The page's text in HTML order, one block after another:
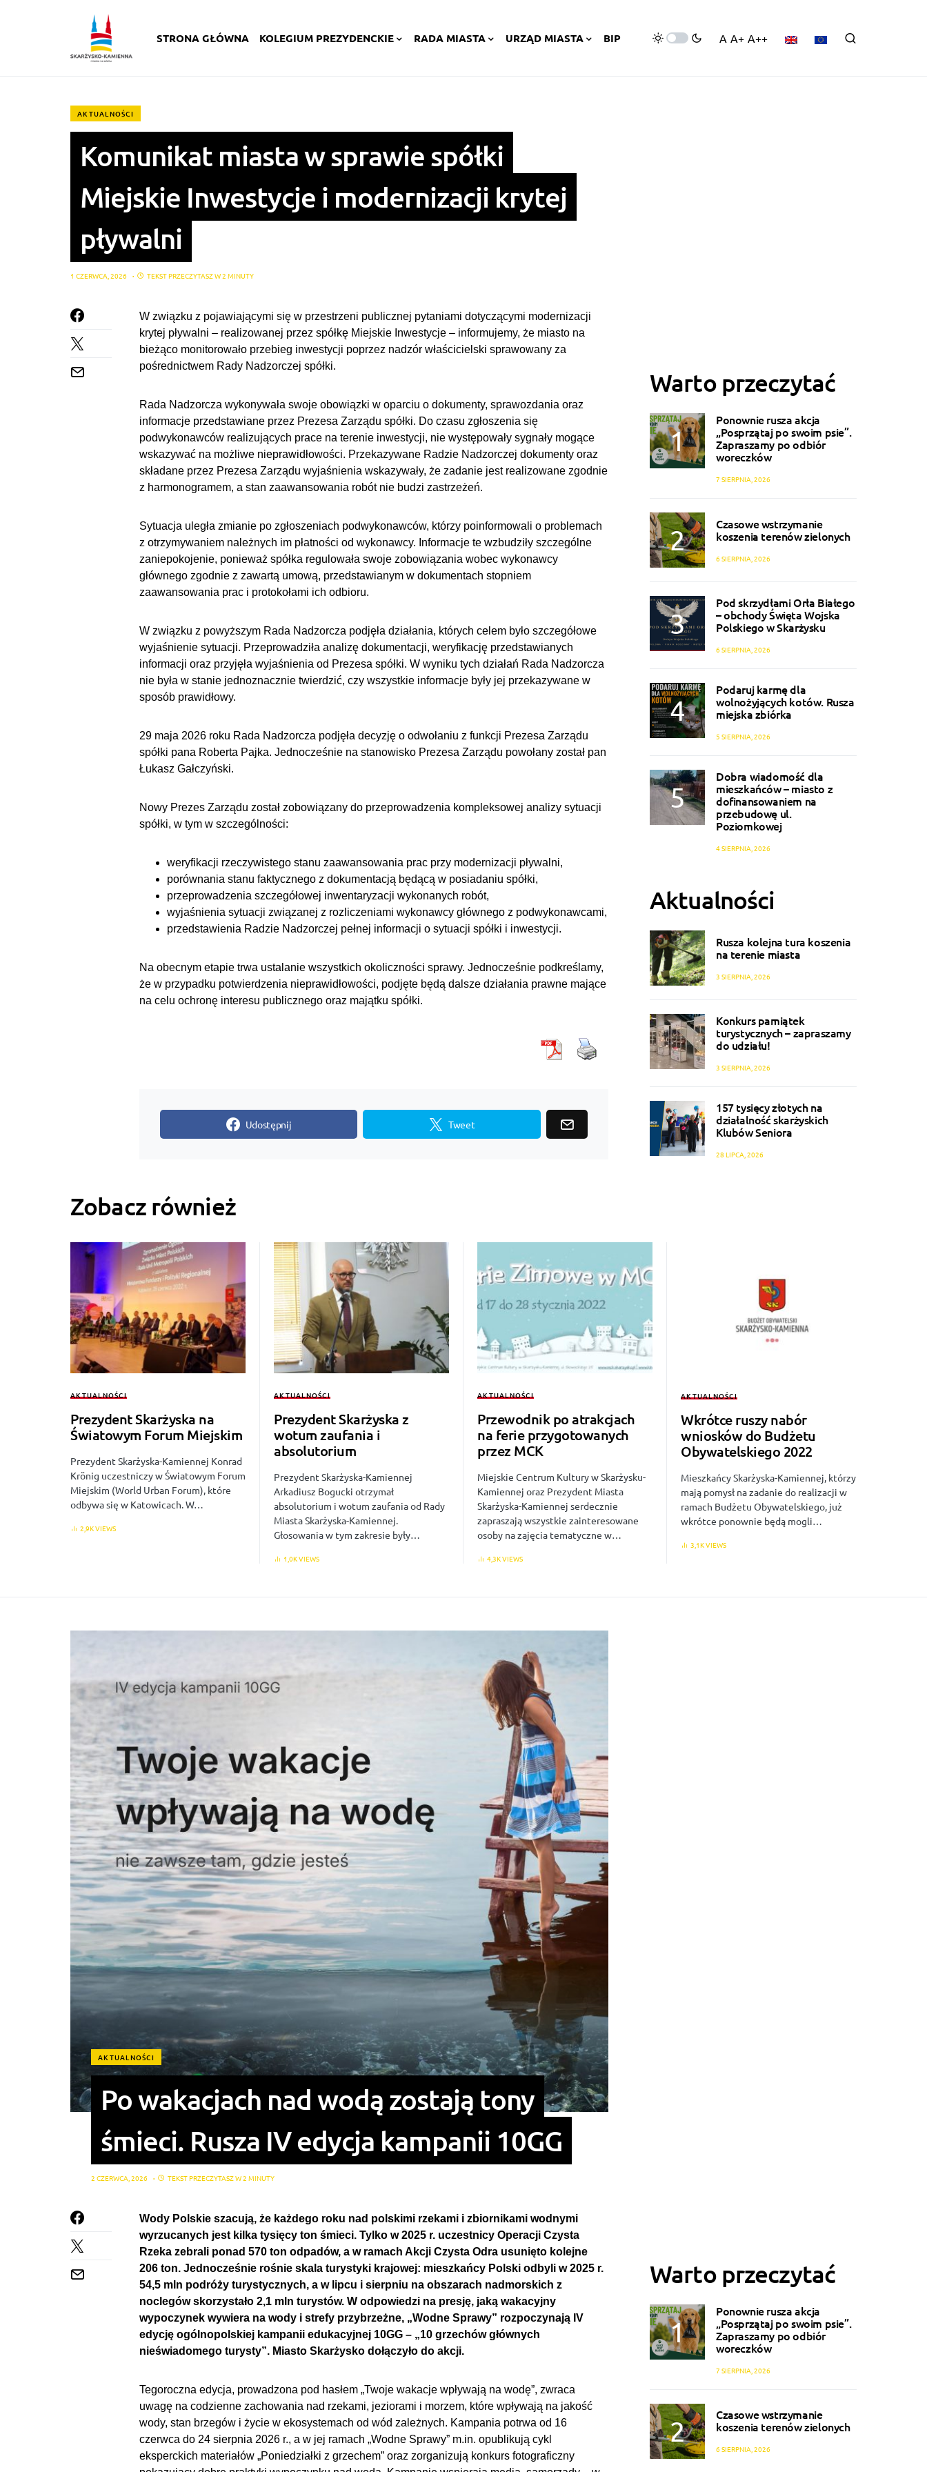
STRONA GŁÓWNA KOLEGIUM PREZYDENCKIE RADA MIASTA URZĄD MIASTA BIP A A+ A++
AKTUALNOŚCI
Komunikat miasta w sprawie spółki
Miejskie Inwestycje i modernizacji krytej
pływalni
1 CZERWCA, 2026 TEKST PRZECZYTASZ W 2 MINUTY
W związku z pojawiającymi się w przestrzeni publicznej pytaniami dotyczącymi modernizacji
krytej pływalni – realizowanej przez spółkę Miejskie Inwestycje – informujemy, że miasto na
bieżąco monitorowało przebieg inwestycji poprzez nadzór właścicielski sprawowany za
pośrednictwem Rady Nadzorczej spółki.
Rada Nadzorcza wykonywała swoje obowiązki w oparciu o dokumenty, sprawozdania oraz
informacje przedstawiane przez Prezesa Zarządu spółki. Do czasu zgłoszenia się
podwykonawców realizujących prace na terenie inwestycji, nie występowały sygnały mogące
wskazywać na możliwe nieprawidłowości. Przekazywane Radzie Nadzorczej dokumenty oraz
składane przez Prezesa Zarządu wyjaśnienia wskazywały, że zadanie jest realizowane zgodnie
z harmonogramem, a stan zaawansowania robót nie budzi zastrzeżeń.
Sytuacja uległa zmianie po zgłoszeniach podwykonawców, którzy poinformowali o problemach
z otrzymywaniem należnych im płatności od wykonawcy. Informacje te wzbudziły szczególne
zaniepokojenie, ponieważ spółka regulowała swoje zobowiązania wobec wykonawcy
głównego zgodnie z zawartą umową, przedstawianym w dokumentach stopniem
zaawansowania prac i protokołami ich odbioru.
W związku z powyższym Rada Nadzorcza podjęła działania, których celem było szczegółowe
wyjaśnienie sytuacji. Przeprowadziła analizę dokumentacji, weryfikację przedstawianych
informacji oraz przyjęła wyjaśnienia od Prezesa spółki. W wyniku tych działań Rada Nadzorcza
nie była w stanie jednoznacznie twierdzić, czy wszystkie informacje były jej przekazywane w
sposób prawidłowy.
29 maja 2026 roku Rada Nadzorcza podjęła decyzję o odwołaniu z funkcji Prezesa Zarządu
spółki pana Roberta Pajka. Jednocześnie na stanowisko Prezesa Zarządu powołany został pan
Łukasz Gałczyński.
Nowy Prezes Zarządu został zobowiązany do przeprowadzenia kompleksowej analizy sytuacji
spółki, w tym w szczególności:
weryfikacji rzeczywistego stanu zaawansowania prac przy modernizacji pływalni,
porównania stanu faktycznego z dokumentacją będącą w posiadaniu spółki,
przeprowadzenia szczegółowej inwentaryzacji wykonanych robót,
wyjaśnienia sytuacji związanej z rozliczeniami wykonawcy głównego z podwykonawcami,
przedstawienia Radzie Nadzorczej pełnej informacji o sytuacji spółki i inwestycji.
Na obecnym etapie trwa ustalanie wszystkich okoliczności sprawy. Jednocześnie podkreślamy,
że w przypadku potwierdzenia nieprawidłowości, podjęte będą dalsze działania prawne mające
na celu ochronę interesu publicznego oraz majątku spółki.
Udostępnij Tweet
Warto przeczytać
Ponownie rusza akcja
„Posprzątaj po swoim psie”.
Zapraszamy po odbiór
woreczków
7 SIERPNIA, 2026
Czasowe wstrzymanie
koszenia terenów zielonych
6 SIERPNIA, 2026
Pod skrzydłami Orła Białego
– obchody Święta Wojska
Polskiego w Skarżysku
6 SIERPNIA, 2026
Podaruj karmę dla
wolnożyjących kotów. Rusza
miejska zbiórka
5 SIERPNIA, 2026
Dobra wiadomość dla
mieszkańców – miasto z
dofinansowaniem na
przebudowę ul.
Poziomkowej
4 SIERPNIA, 2026
Aktualności
Rusza kolejna tura koszenia
na terenie miasta
3 SIERPNIA, 2026
Konkurs pamiątek
turystycznych – zapraszamy
do udziału!
3 SIERPNIA, 2026
157 tysięcy złotych na
działalność skarżyskich
Klubów Seniora
28 LIPCA, 2026
Zobacz również
AKTUALNOŚCI
Prezydent Skarżyska na
Światowym Forum Miejskim
Prezydent Skarżyska-Kamiennej Konrad
Krönig uczestniczy w Światowym Forum
Miejskim (World Urban Forum), które
odbywa się w Katowicach. W…
2,9K VIEWS
AKTUALNOŚCI
Prezydent Skarżyska z
wotum zaufania i
absolutorium
Prezydent Skarżyska-Kamiennej
Arkadiusz Bogucki otrzymał
absolutorium i wotum zaufania od Rady
Miasta Skarżyska-Kamiennej.
Głosowania w tym zakresie były…
1,0K VIEWS
AKTUALNOŚCI
Przewodnik po atrakcjach
na ferie przygotowanych
przez MCK
Miejskie Centrum Kultury w Skarżysku-
Kamiennej oraz Prezydent Miasta
Skarżyska-Kamiennej serdecznie
zapraszają wszystkie zainteresowane
osoby na zajęcia tematyczne w…
4,3K VIEWS
AKTUALNOŚCI
Wkrótce ruszy nabór
wniosków do Budżetu
Obywatelskiego 2022
Mieszkańcy Skarżyska-Kamiennej, którzy
mają pomysł na zadanie do realizacji w
ramach Budżetu Obywatelskiego, już
wkrótce ponownie będą mogli…
3,1K VIEWS
AKTUALNOŚCI
Po wakacjach nad wodą zostają tony
śmieci. Rusza IV edycja kampanii 10GG
2 CZERWCA, 2026 TEKST PRZECZYTASZ W 2 MINUTY
Wody Polskie szacują, że każdego roku nad polskimi rzekami i zbiornikami wodnymi
wyrzucanych jest kilka tysięcy ton śmieci. Tylko w 2025 r. uczestnicy Operacji Czysta
Rzeka zebrali ponad 570 ton odpadów, a w ramach Akcji Czysta Odra usunięto kolejne
206 ton. Jednocześnie rośnie skala turystyki krajowej: mieszkańcy Polski odbyli w 2025 r.
54,5 mln podróży turystycznych, a w lipcu i sierpniu na obszarach nadmorskich z
noclegów skorzystało 2,1 mln turystów. W odpowiedzi na presję, jaką wakacyjny
wypoczynek wywiera na wody i strefy przybrzeżne, „Wodne Sprawy” rozpoczynają IV
edycję ogólnopolskiej kampanii edukacyjnej 10GG – „10 grzechów głównych
nieświadomego turysty”. Miasto Skarżysko dołączyło do akcji.
Tegoroczna edycja, prowadzona pod hasłem „Twoje wakacje wpływają na wodę”, zwraca
uwagę na codzienne zachowania nad rzekami, jeziorami i morzem, które wpływają na jakość
wody, stan brzegów i życie w ekosystemach od wód zależnych. Kampania potrwa od 16
czerwca do 24 sierpnia 2026 r., a w jej ramach „Wodne Sprawy” m.in. opublikują cykl
eksperckich materiałów „Poniedziałki z grzechem” oraz zorganizują konkurs fotograficzny
Warto przeczytać
Ponownie rusza akcja
„Posprzątaj po swoim psie”.
Zapraszamy po odbiór
woreczków
7 SIERPNIA, 2026
Czasowe wstrzymanie
koszenia terenów zielonych
6 SIERPNIA, 2026